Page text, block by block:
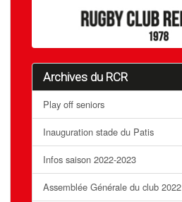
Archives du RCR
Play off seniors
Inauguration stade du Patis
Infos saison 2022-2023
Assemblée Générale du club 2022